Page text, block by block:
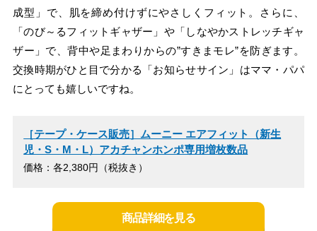
成型」で、肌を締め付けずにやさしくフィット。さらに、
「のび～るフィットギャザー」や「しなやかストレッチギャ
ザー」で、背中や足まわりからの”すきまモレ”を防ぎます。
交換時期がひと目で分かる「お知らせサイン」はママ・パパ
にとっても嬉しいですね。
［テープ・ケース販売］ムーニー エアフィット（新生
児・S・M・L）アカチャンホンポ専用増枚数品
価格：各2,380円（税抜き）
商品詳細を見る